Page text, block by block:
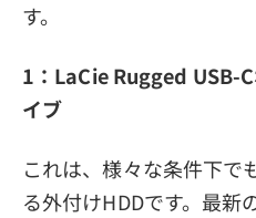
す。
1：LaCie Rugged USB-
イブ
これは、様々な条件下で
る外付けHDDです。最